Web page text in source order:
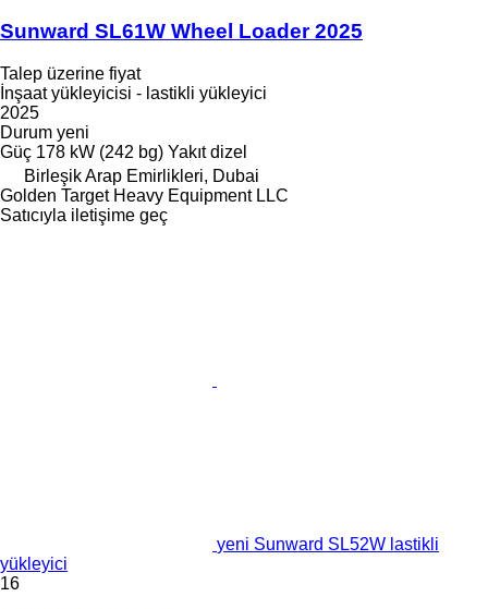
Sunward SL61W Wheel Loader 2025
Talep üzerine fiyat
İnşaat yükleyicisi - lastikli yükleyici
2025
Durum yeni
Güç 178 kW (242 bg) Yakıt dizel
Birleşik Arap Emirlikleri, Dubai
Golden Target Heavy Equipment LLC
Satıcıyla iletişime geç
yeni Sunward SL52W lastikli
yükleyici
16